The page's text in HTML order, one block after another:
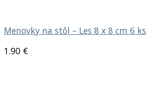
Menovky na stôl – Les 8 x 8 cm 6 ks
1.90 €